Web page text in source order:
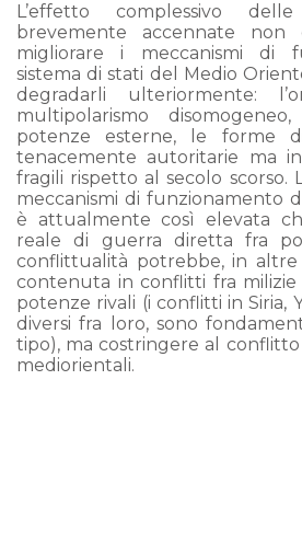
L’effetto complessivo
brevemente accennate
migliorare i meccanismi di
sistema di stati del Medio
degradarli ulteriormente:
multipolarismo
potenze esterne, le forme
tenacemente autoritarie ma
fragili rispetto al secolo scorso.
meccanismi di funzionamento
è attualmente così elevata
reale di guerra diretta fra
conflittualità potrebbe, in altre
contenuta in conflitti fra milizie
potenze rivali (i conflitti in Siria,
diversi fra loro, sono
tipo), ma costringere al
mediorientali.